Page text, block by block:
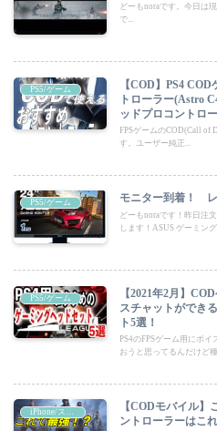
どーもnoraです。今日は
で...
PS5/ゲーム
【COD】PS4
トローラー(Astro
ッドプロコントロ
FPSゲームのCOD(Call of
す。ユーザー純正...
PS5/ゲーム モニター到着！ レ
どーもnoraです！昨日注
します！ASUS ゲーミン
PS5/ゲーム
【2021年2月】
スチャットができ
ト5選！
PS4のFPSゲーム用にボ
おうと思ってるんだけど
【CODモバイル】
ントローラーはこ